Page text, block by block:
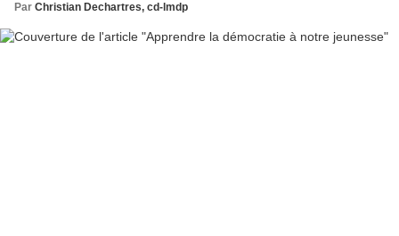
Par Christian Dechartres, cd-lmdp